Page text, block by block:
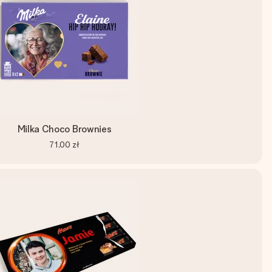
Milka Choco Brownies
71,00 zł